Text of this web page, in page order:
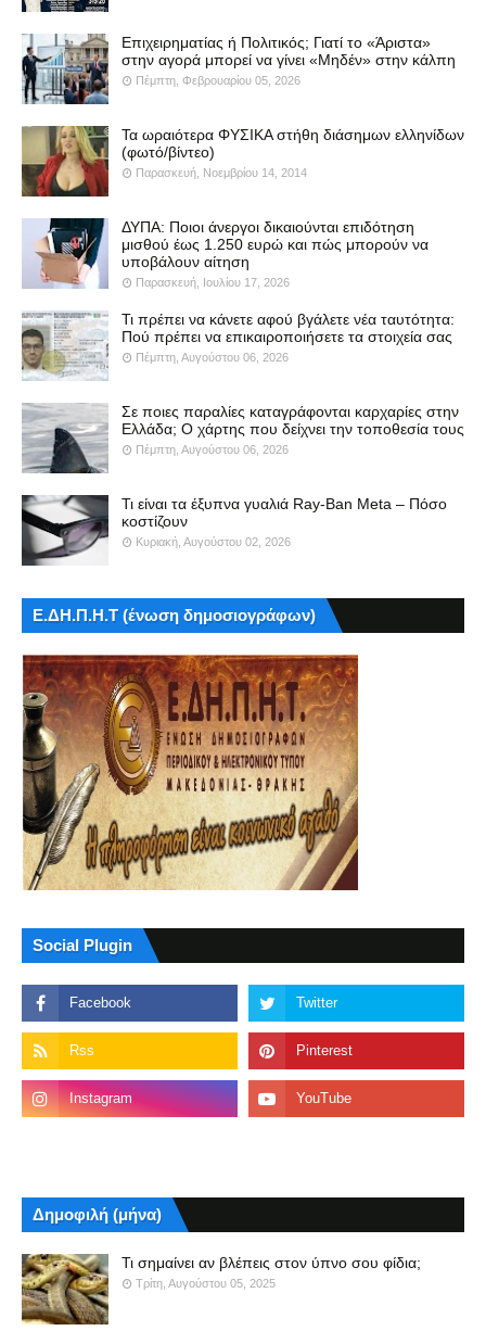
Επιχειρηματίας ή Πολιτικός; Γιατί το «Άριστα»
στην αγορά μπορεί να γίνει «Μηδέν» στην κάλπη
Πέμπτη, Φεβρουαρίου 05, 2026
Τα ωραιότερα ΦΥΣΙΚΑ στήθη διάσημων ελληνίδων
(φωτό/βίντεο)
Παρασκευή, Νοεμβρίου 14, 2014
ΔΥΠΑ: Ποιοι άνεργοι δικαιούνται επιδότηση
μισθού έως 1.250 ευρώ και πώς μπορούν να
υποβάλουν αίτηση
Παρασκευή, Ιουλίου 17, 2026
Τι πρέπει να κάνετε αφού βγάλετε νέα ταυτότητα:
Πού πρέπει να επικαιροποιήσετε τα στοιχεία σας
Πέμπτη, Αυγούστου 06, 2026
Σε ποιες παραλίες καταγράφονται καρχαρίες στην
Ελλάδα; Ο χάρτης που δείχνει την τοποθεσία τους
Πέμπτη, Αυγούστου 06, 2026
Τι είναι τα έξυπνα γυαλιά Ray-Ban Meta – Πόσο
κοστίζουν
Κυριακή, Αυγούστου 02, 2026
Ε.ΔΗ.Π.Η.Τ (ένωση δημοσιογράφων)
Social Plugin
Δημοφιλή (μήνα)
Τι σημαίνει αν βλέπεις στον ύπνο σου φίδια;
Τρίτη, Αυγούστου 05, 2025